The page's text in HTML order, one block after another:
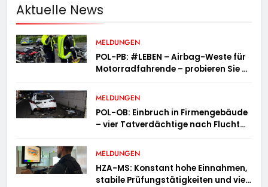
Aktuelle News
MELDUNGEN
POL-PB: #LEBEN – Airbag-Weste für
Motorradfahrende – probieren Sie es
MELDUNGEN
POL-OB: Einbruch in Firmengebäude
– vier Tatverdächtige nach Flucht
MELDUNGEN
HZA-MS: Konstant hohe Einnahmen,
stabile Prüfungstätigkeiten und viel